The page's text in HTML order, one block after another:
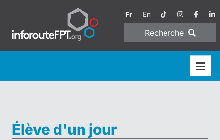
Fr En
Recherche
Élève d'un jour